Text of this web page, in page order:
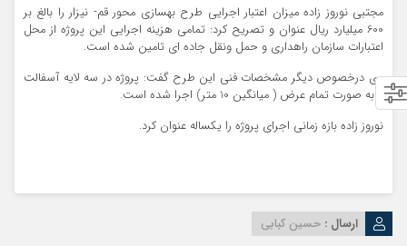
مجتبی نوروز زاده میزان اعتبار اجرایی طرح بهسازی محور قم- نیزار را بالغ بر
600 میلیارد ریال عنوان و تصریح کرد: تمامی هزینه اجرایی این پروژه از محل
اعتبارات سازمان راهداری و حمل ونقل جاده ای تامین شده است.
وی درخصوص دیگر مشخصات فنی این طرح گفت: پروژه در سه لایه آسفالت
و به صورت تمام عرض ( میانگین 10 متر) اجرا شده است.
نوروز زاده بازه زمانی اجرای پروژه را یکساله عنوان کرد.
ارسال : حسین کبابی